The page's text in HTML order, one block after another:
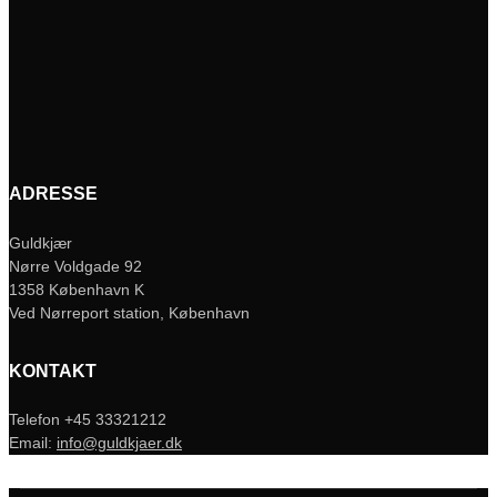
ADRESSE
Guldkjær
Nørre Voldgade 92
1358 København K
Ved Nørreport station, København
KONTAKT
Telefon +45 33321212
Email: info@guldkjaer.dk